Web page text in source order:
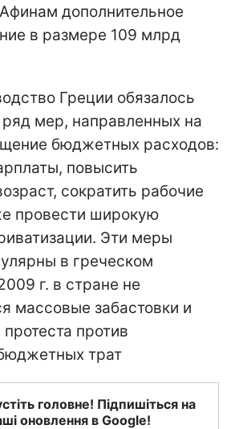
дополнительное
в размере 109 млрд
Греции обязалось
мер, направленных на
бюджетных расходов:
повысить
сократить рабочие
провести широкую
Эти меры
в греческом
г. в стране не
массовые забастовки и
против
трат
головне! Підпишіться на
оновлення в Google!